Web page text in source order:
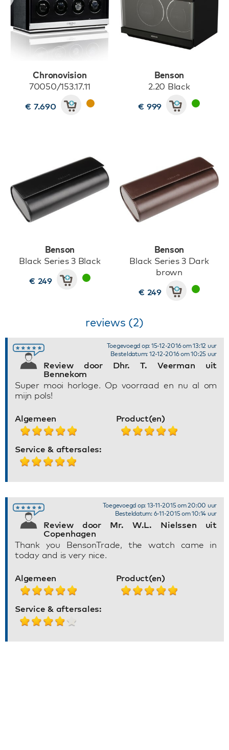
Chronovision
70050/153.17.11
€ 7.690
Benson
2.20 Black
€ 999
Benson
Black Series 3 Black
€ 249
Benson
Black Series 3 Dark
brown
€ 249
reviews (2)
Review door Dhr. T. Veerman uit
Bennekom
Toegevoegd op: 15-12-2016 om 13:12 uur
Besteldatum: 12-12-2016 om 10:25 uur
Super mooi horloge. Op voorraad en nu al om
mijn pols!
Algemeen Product(en)
Service & aftersales:
Review door Mr. W.L. Nielssen uit
Copenhagen
Toegevoegd op: 13-11-2015 om 20:00 uur
Besteldatum: 6-11-2015 om 10:14 uur
Thank you BensonTrade, the watch came in
today and is very nice.
Algemeen Product(en)
Service & aftersales: